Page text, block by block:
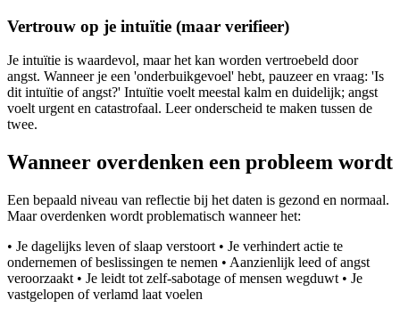
Vertrouw op je intuïtie (maar verifieer)
Je intuïtie is waardevol, maar het kan worden vertroebeld door
angst. Wanneer je een 'onderbuikgevoel' hebt, pauzeer en vraag: 'Is
dit intuïtie of angst?' Intuïtie voelt meestal kalm en duidelijk; angst
voelt urgent en catastrofaal. Leer onderscheid te maken tussen de
twee.
Wanneer overdenken een probleem wordt
Een bepaald niveau van reflectie bij het daten is gezond en normaal.
Maar overdenken wordt problematisch wanneer het:
• Je dagelijks leven of slaap verstoort • Je verhindert actie te
ondernemen of beslissingen te nemen • Aanzienlijk leed of angst
veroorzaakt • Je leidt tot zelf-sabotage of mensen wegduwt • Je
vastgelopen of verlamd laat voelen